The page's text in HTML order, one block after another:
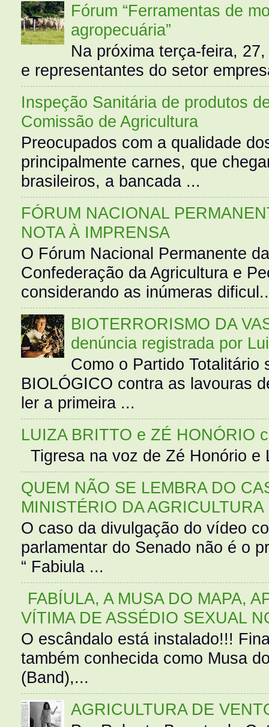
Fórum “Ferramentas de
agropecuária”
Na próxima terça-feira,
e representantes do setor
Inspeção Sanitária de produtos
Comissão de Agricultura
Preocupados com a qualidade
principalmente carnes, que
brasileiros, a bancada ...
FÓRUM NACIONAL
NOTA À IMPRENSA
O Fórum Nacional Permanente
Confederação da Agricultura e
considerando as inúmeras
BIOTERRORISMO DA
denúncia registrada por
Como o Partido Totalitário
BIOLÓGICO contra as lavouras
ler a primeira ...
LUIZA BRITTO e ZÉ HONÓRIO
Tigresa na voz de Zé Honório
QUEM NÃO SE LEMBRA DO
MINISTÉRIO DA AGRICULTURA
O caso da divulgação do vídeo
parlamentar do Senado não é o
“ Fabiula ...
FABÍULA, A MUSA DO MAPA,
VÍTIMA DE ASSÉDIO SEXUAL
O escândalo está instalado!!!
também conhecida como Musa
(Band),...
AGRICULTURA DE